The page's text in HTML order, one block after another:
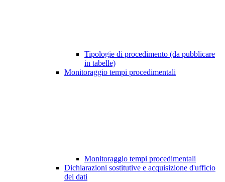
Tipologie di procedimento (da pubblicare
in tabelle)
Monitoraggio tempi procedimentali
Monitoraggio tempi procedimentali
Dichiarazioni sostitutive e acquisizione d'ufficio
dei dati